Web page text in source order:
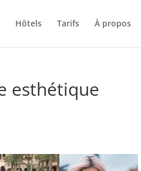
Hôtels Tarifs À propos
esthétique